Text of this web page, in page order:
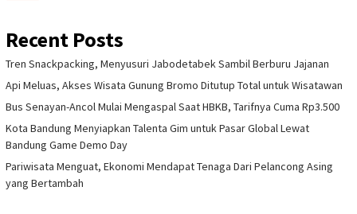
Recent Posts
Tren Snackpacking, Menyusuri Jabodetabek Sambil Berburu Jajanan
Api Meluas, Akses Wisata Gunung Bromo Ditutup Total untuk Wisatawan
Bus Senayan-Ancol Mulai Mengaspal Saat HBKB, Tarifnya Cuma Rp3.500
Kota Bandung Menyiapkan Talenta Gim untuk Pasar Global Lewat
Bandung Game Demo Day
Pariwisata Menguat, Ekonomi Mendapat Tenaga Dari Pelancong Asing
yang Bertambah